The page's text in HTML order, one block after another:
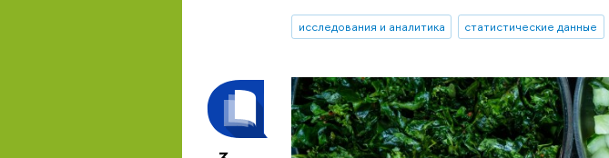
исследования и аналитика статистические данные